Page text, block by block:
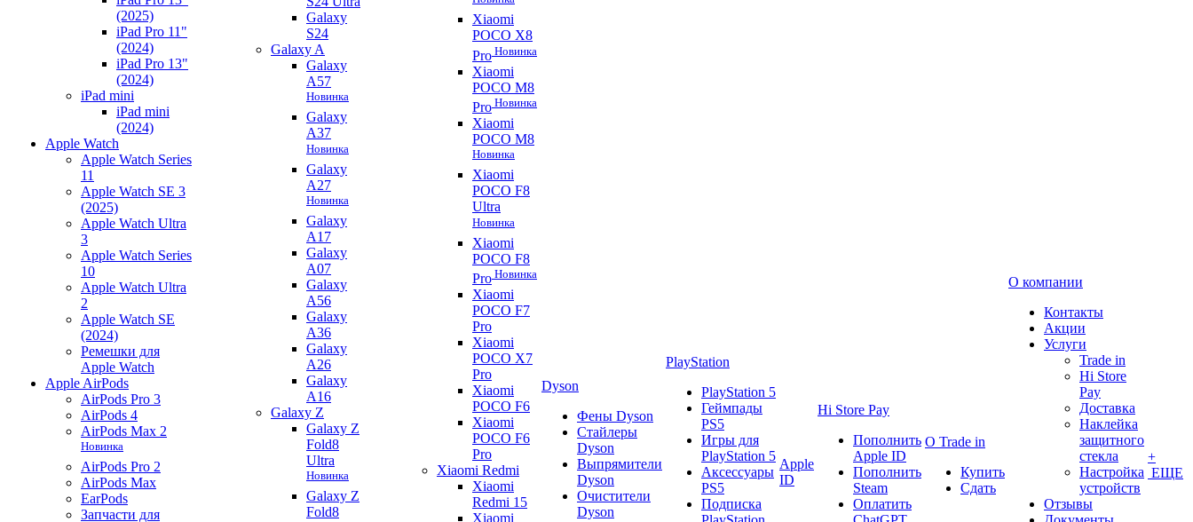
(2025)
iPad Pro 11"
(2024)
iPad Pro 13"
(2024)
iPad mini
iPad mini
(2024)
Apple Watch
Apple Watch Series
11
Apple Watch SE 3
(2025)
Apple Watch Ultra
3
Apple Watch Series
10
Apple Watch Ultra
2
Apple Watch SE
(2024)
Ремешки для
Apple Watch
Apple AirPods
AirPods Pro 3
AirPods 4
AirPods Max 2
Новинка
AirPods Pro 2
AirPods Max
EarPods
Запчасти для
Galaxy
S24
Galaxy A
Galaxy
A57
Новинка
Galaxy
A37
Новинка
Galaxy
A27
Новинка
Galaxy
A17
Galaxy
A07
Galaxy
A56
Galaxy
A36
Galaxy
A26
Galaxy
A16
Galaxy Z
Galaxy Z
Fold8
Ultra
Новинка
Galaxy Z
Fold8
Xiaomi
POCO X8
Pro Новинка
Xiaomi
POCO M8
Pro Новинка
Xiaomi
POCO M8
Новинка
Xiaomi
POCO F8
Ultra
Новинка
Xiaomi
POCO F8
Pro Новинка
Xiaomi
POCO F7
Pro
Xiaomi
POCO X7
Pro
Xiaomi
POCO F6
Xiaomi
POCO F6
Pro
Xiaomi Redmi
Xiaomi
Redmi 15
Xiaomi
Dyson
Фены Dyson
Стайлеры
Dyson
Выпрямители
Dyson
Очистители
Dyson
PlayStation
PlayStation 5
Геймпады
PS5
Игры для
PlayStation 5
Аксессуары
PS5
Подписка
Apple
ID
Hi Store Pay
Пополнить
Apple ID
Пополнить
Steam
Оплатить
О Trade in
Купить
Сдать
О компании
Контакты
Акции
Услуги
Trade in
Hi Store
Pay
Доставка
Наклейка
защитного
стекла
Настройка
устройств
Отзывы
+
ЕЩЕ